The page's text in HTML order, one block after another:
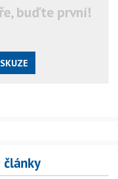
buďte první!
články